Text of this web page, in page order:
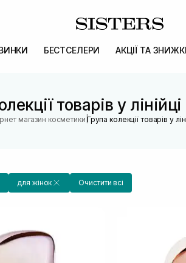
БЕСТСЕЛЕРИ АКЦІЇ ТА
товарів у
магазин косметики |Група колекції товарів у
для жінок Очистити всі